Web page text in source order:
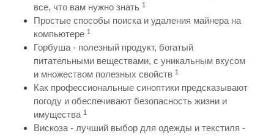
все, что вам нужно знать 1
Простые способы поиска и удаления майнера на
компьютере 1
Горбуша - полезный продукт, богатый
питательными веществами, с уникальным вкусом
и множеством полезных свойств 1
Как профессиональные синоптики предсказывают
погоду и обеспечивают безопасность жизни и
имущества 1
Вискоза - лучший выбор для одежды и текстиля -